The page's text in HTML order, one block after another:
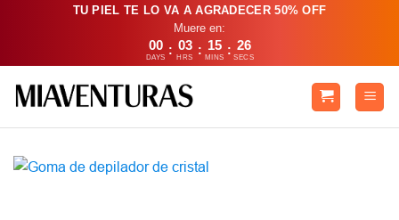
TU PIEL TE LO VA A AGRADECER 50% OFF
Muere en:
00
DAYS
: 03
HRS
: 15
MINS
: 26
SECS